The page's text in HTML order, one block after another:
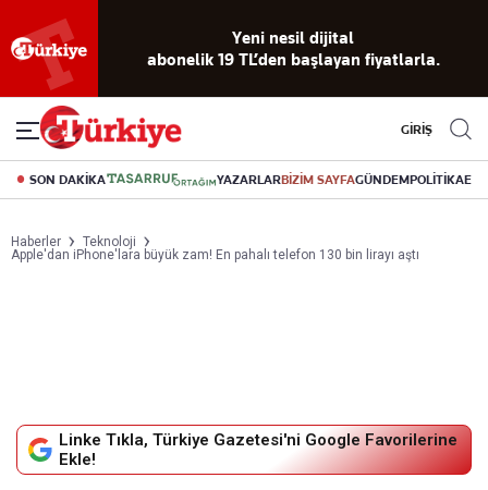
Yeni nesil dijital
abonelik 19 TL’den başlayan fiyatlarla.
GİRİŞ
SON DAKİKA YAZARLARBİZİM SAYFAGÜNDEMPOLİTİKA
Haberler
Teknoloji
Apple'dan iPhone'lara büyük zam! En pahalı telefon 130 bin lirayı aştı
Linke Tıkla, Türkiye Gazetesi'ni Google Favorilerine
Ekle!